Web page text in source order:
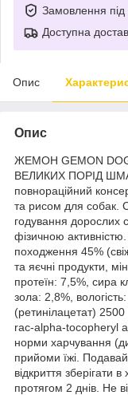
Замовлення під
Доступна
Опис
Опис
ЖЕМОН GEMON
ВЕЛИКИХ ПОРІД
повнораційний
та рисом для собак.
годування дорослих
фізичною
походження 45%
та яєчні продукти,
протеїн: 7,5%, сира
зола: 2,8%,
(ретинілацетат)
rac-alpha-tocopheryl
норми харчування
прийоми їжі.
відкриття зберігати
протягом 2 днів. Не